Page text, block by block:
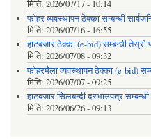
मिति: 2026/07/17 - 10:14
फोहर व्यवस्थापन ठेक्का सम्बन्धी
मिति: 2026/07/16 - 16:55
हाटबजार ठेक्का (e-bid) सम्बन्धी
मिति: 2026/07/08 - 09:32
फोहरमैला व्यवस्थापन ठेक्का (e-bid)
मिति: 2026/07/07 - 09:25
हाटबजार सिलबन्दी दरभाउपत्र
मिति: 2026/06/26 - 09:13